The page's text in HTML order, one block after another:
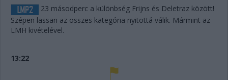
23 másodperc a különbség Frijns és Deletraz között!
Szépen lassan az összes kategória nyitottá válik. Mármint az
LMH kivételével.
13:22